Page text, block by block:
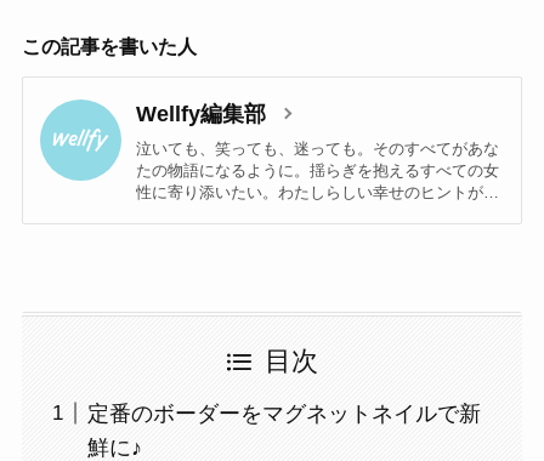
この記事を書いた人
Wellfy編集部
泣いても、笑っても、迷っても。そのすべてがあな
たの物語になるように。揺らぎを抱えるすべての女
性に寄り添いたい。わたしらしい幸せのヒントが見
目次
定番のボーダーをマグネットネイルで新
鮮に♪